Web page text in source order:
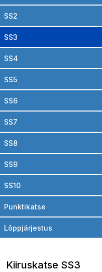
SS2
SS3
SS4
SS5
SS6
SS7
SS8
SS9
SS10
Punktikatse
Lõppjärjestus
Kiiruskatse SS3